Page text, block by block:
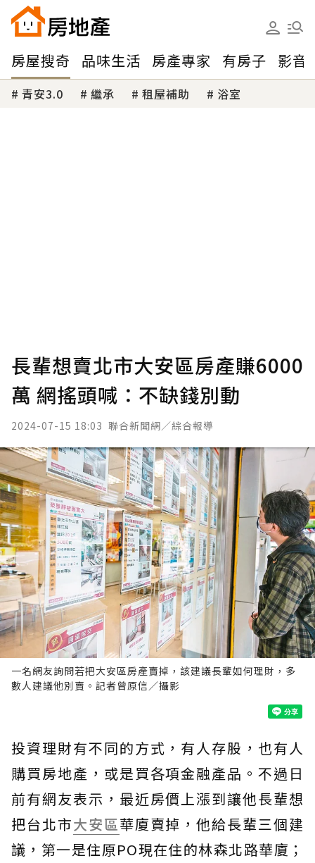
房屋搜奇 品味生活 房產專家 有房子 影音
青安3.0 繼承 租屋補助 浴室
長輩想賣北市大安區房產賺6000
萬 網搖頭喊：不缺錢別動
2024-07-15 18:03 聯合新聞網／綜合報導
一名網友詢問若把大安區房產賣掉，該建議長輩如何理財，多
數人建議他別賣。記者曾原信／攝影
投資理財有不同的方式，有人存股，也有人
購買房地產，或是買各項金融產品。不過日
前有網友表示，最近房價上漲到讓他長輩想
把台北市大安區華廈賣掉，他給長輩三個建
議，第一是住原PO現在住的林森北路華廈；